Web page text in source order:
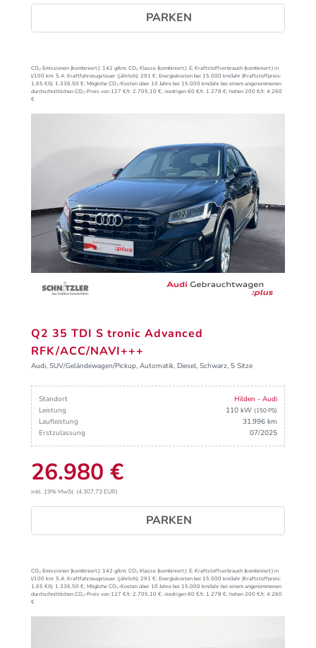
PARKEN
CO₂ Emissionen (kombiniert): 142 g/km;CO₂ Klasse (kombiniert):E;Kraftstoffverbrauch (kombiniert) in
l/100 km:5,4;Kraftfahrzeugsteuer (jährlich):291 €;Energiekosten bei 15.000 km/Jahr (Kraftstoffpreis:
1,65 €/l): 1.336,50 €;Mögliche CO₂-Kosten über 10 Jahre bei 15.000 km/Jahr bei einem angenommenen
durchschnittlichen CO₂-Preis von 127 €/t:2.705,10 €; niedrigen 60 €/t: 1.278 €; hohen 200 €/t: 4.260
€
Q2 35 TDI S tronic Advanced
RFK/ACC/NAVI+++
Audi, SUV/Geländewagen/Pickup, Automatik, Diesel, Schwarz, 5 Sitze
Standort
Hilden - Audi
Leistung
110 kW (150 PS)
Laufleistung
31.996 km
Erstzulassung
07/2025
26.980 €
inkl. 19% MwSt. (4.307,73 EUR)
PARKEN
CO₂ Emissionen (kombiniert): 142 g/km;CO₂ Klasse (kombiniert):E;Kraftstoffverbrauch (kombiniert) in
l/100 km:5,4;Kraftfahrzeugsteuer (jährlich):291 €;Energiekosten bei 15.000 km/Jahr (Kraftstoffpreis:
1,65 €/l): 1.336,50 €;Mögliche CO₂-Kosten über 10 Jahre bei 15.000 km/Jahr bei einem angenommenen
durchschnittlichen CO₂-Preis von 127 €/t:2.705,10 €; niedrigen 60 €/t: 1.278 €; hohen 200 €/t: 4.260
€